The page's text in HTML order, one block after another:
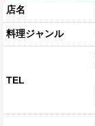
店名
料理ジャンル
TEL